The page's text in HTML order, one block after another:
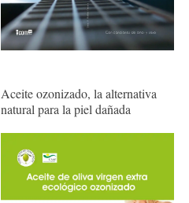
Aceite ozonizado, la alternativa
natural para la piel dañada